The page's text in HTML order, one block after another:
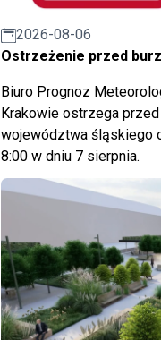
2026-08-06
Ostrzeżenie przed
Biuro Prognoz
Krakowie ostrzega
województwa śląskiego
8:00 w dniu 7 sierpnia.